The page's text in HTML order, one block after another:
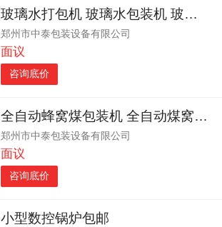
玻璃水打包机 玻璃水包装机 玻璃水膜包机
郑州市中泰包装设备有限公司
面议
咨询底价
全自动蜂窝煤包装机 全自动煤窝煤打包机 蜂窝煤膜包机
郑州市中泰包装设备有限公司
面议
咨询底价
小型数控锅炉包邮